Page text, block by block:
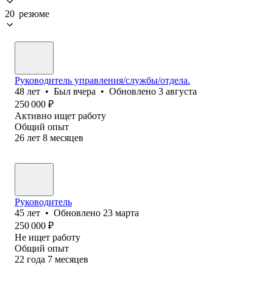
20 резюме
Руководитель управления/службы/отдела.
48 лет • Был вчера • Обновлено 3 августа
250 000 ₽
Активно ищет работу
Общий опыт
26 лет 8 месяцев
Руководитель
45 лет • Обновлено 23 марта
250 000 ₽
Не ищет работу
Общий опыт
22 года 7 месяцев